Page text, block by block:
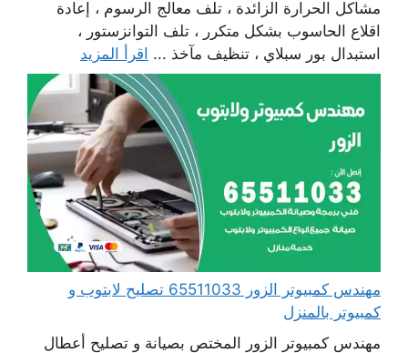
مشاكل الحرارة الزائدة ، تلف معالج الرسوم ، إعادة
اقلاع الحاسوب بشكل متكرر ، تلف التوانزستور ،
استبدال بور سبلاي ، تنظيف مآخذ ... اقرأ المزيد
مهندس كمبيوتر الزور 65511033 تصليح لابتوب و
كمبيوتر بالمنزل
مهندس كمبيوتر الزور المختص بصيانة و تصليح أعطال